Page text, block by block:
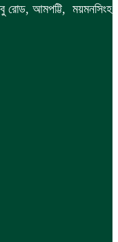
রোড, আমপট্টি, ময়মনসিংহ